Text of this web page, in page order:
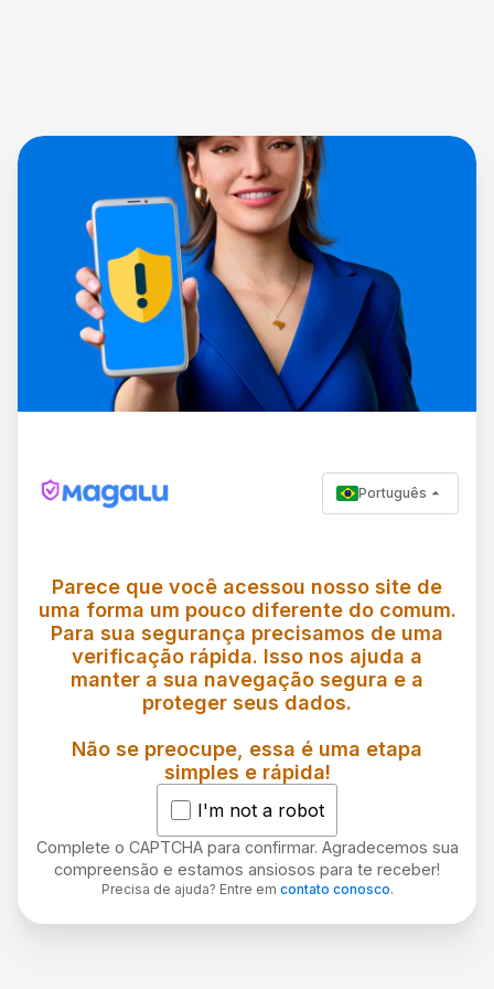
Português
Parece que você acessou nosso site de
uma forma um pouco diferente do comum.
Para sua segurança precisamos de uma
verificação rápida. Isso nos ajuda a
manter a sua navegação segura e a
proteger seus dados.
Não se preocupe, essa é uma etapa
simples e rápida!
I'm not a robot
Complete o CAPTCHA para confirmar. Agradecemos sua
compreensão e estamos ansiosos para te receber!
Precisa de ajuda? Entre em contato conosco.